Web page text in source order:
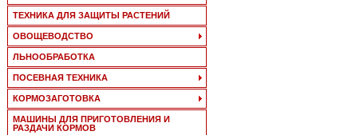
ТЕХНИКА ДЛЯ ЗАЩИТЫ РАСТЕНИЙ
ОВОЩЕВОДСТВО
ЛЬНООБРАБОТКА
ПОСЕВНАЯ ТЕХНИКА
КОРМОЗАГОТОВКА
МАШИНЫ ДЛЯ ПРИГОТОВЛЕНИЯ И
РАЗДАЧИ КОРМОВ